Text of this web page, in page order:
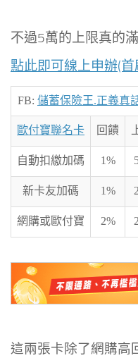
不過5萬的上限真的
點此即可線上申辦(
FB: 儲蓄保險王.正義真
歐付寶聯名卡 回饋
自動扣繳加碼 1%
新卡友加碼 1%
網購或歐付寶 2%
這兩張卡除了網購高